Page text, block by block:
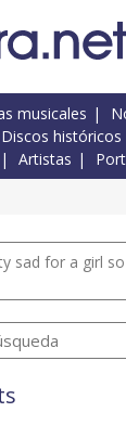
musicales
Discos históricos
Artistas
sad for a girl